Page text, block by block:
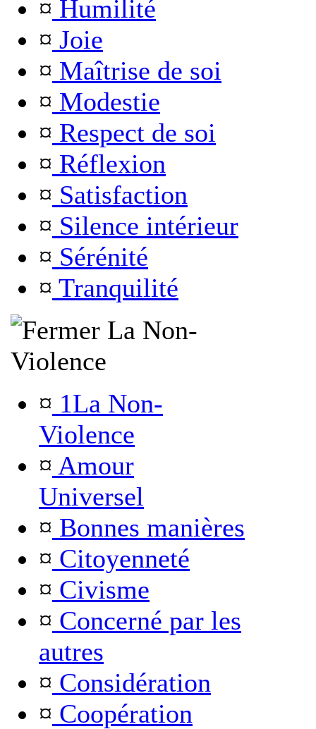
¤ Humilité
¤ Joie
¤ Maîtrise de soi
¤ Modestie
¤ Respect de soi
¤ Réflexion
¤ Satisfaction
¤ Silence intérieur
¤ Sérénité
¤ Tranquilité
La Non-
Violence
¤ 1La Non-
Violence
¤ Amour
Universel
¤ Bonnes manières
¤ Citoyenneté
¤ Civisme
¤ Concerné par les
autres
¤ Considération
¤ Coopération